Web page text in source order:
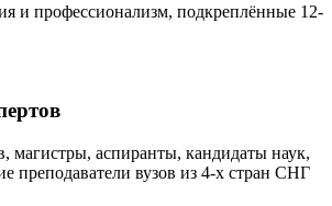
и профессионализм, подкреплённые 12-
магистры, аспиранты, кандидаты наук,
преподаватели вузов из 4-х стран СНГ